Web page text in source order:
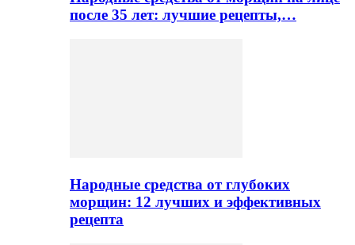
после 35 лет: лучшие рецепты,…
Народные средства от глубоких
морщин: 12 лучших и эффективных
рецепта